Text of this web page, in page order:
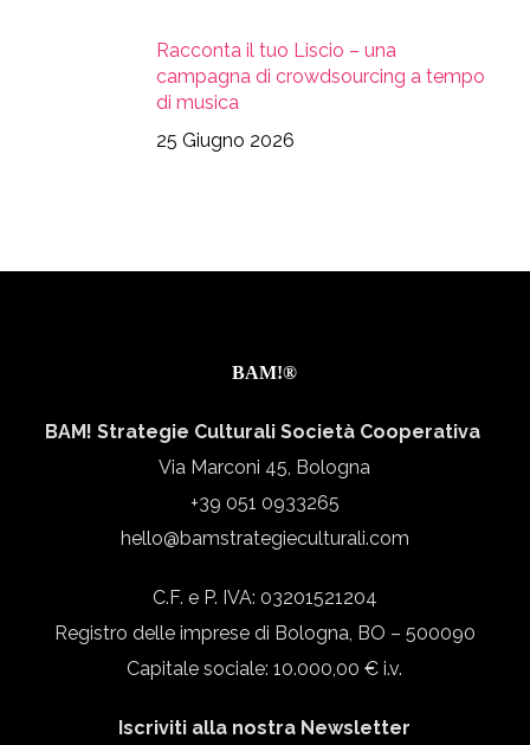
Racconta il tuo Liscio – una
campagna di crowdsourcing a tempo
di musica
25 Giugno 2026
BAM!®
BAM! Strategie Culturali Società Cooperativa
Via Marconi 45, Bologna
+39 051 0933265
hello@bamstrategieculturali.com
C.F. e P. IVA: 03201521204
Registro delle imprese di Bologna, BO – 500090
Capitale sociale: 10.000,00 € i.v.
Iscriviti alla nostra Newsletter